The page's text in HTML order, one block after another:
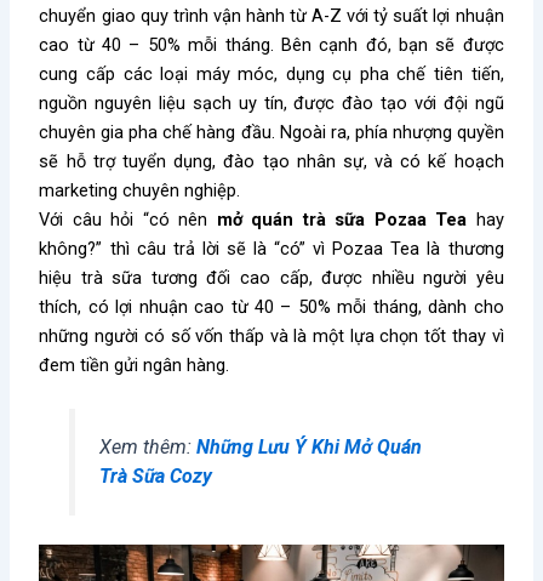
chuyển giao quy trình vận hành từ A-Z với tỷ suất lợi nhuận
cao từ 40 – 50% mỗi tháng. Bên cạnh đó, bạn sẽ được
cung cấp các loại máy móc, dụng cụ pha chế tiên tiến,
nguồn nguyên liệu sạch uy tín, được đào tạo với đội ngũ
chuyên gia pha chế hàng đầu. Ngoài ra, phía nhượng quyền
sẽ hỗ trợ tuyển dụng, đào tạo nhân sự, và có kế hoạch
marketing chuyên nghiệp.
Với câu hỏi “có nên mở quán trà sữa Pozaa Tea hay
không?” thì câu trả lời sẽ là “có” vì Pozaa Tea là thương
hiệu trà sữa tương đối cao cấp, được nhiều người yêu
thích, có lợi nhuận cao từ 40 – 50% mỗi tháng, dành cho
những người có số vốn thấp và là một lựa chọn tốt thay vì
đem tiền gửi ngân hàng.
Xem thêm: Những Lưu Ý Khi Mở Quán
Trà Sữa Cozy